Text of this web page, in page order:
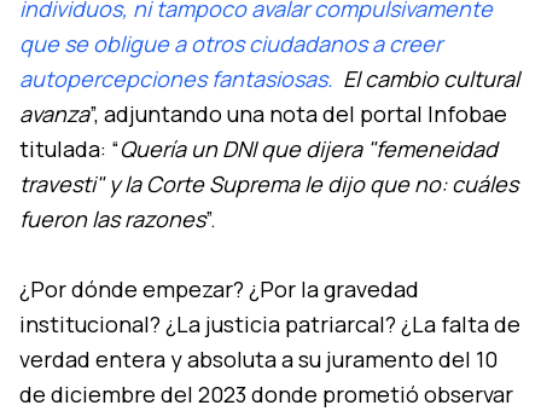
individuos, ni tampoco avalar compulsivamente
que se obligue a otros ciudadanos a creer
autopercepciones fantasiosas. El cambio cultural
avanza”, adjuntando una nota del portal Infobae
titulada: “Quería un DNI que dijera "femeneidad
travesti" y la Corte Suprema le dijo que no: cuáles
fueron las razones”.
¿Por dónde empezar? ¿Por la gravedad
institucional? ¿La justicia patriarcal? ¿La falta de
verdad entera y absoluta a su juramento del 10
de diciembre del 2023 donde prometió observar